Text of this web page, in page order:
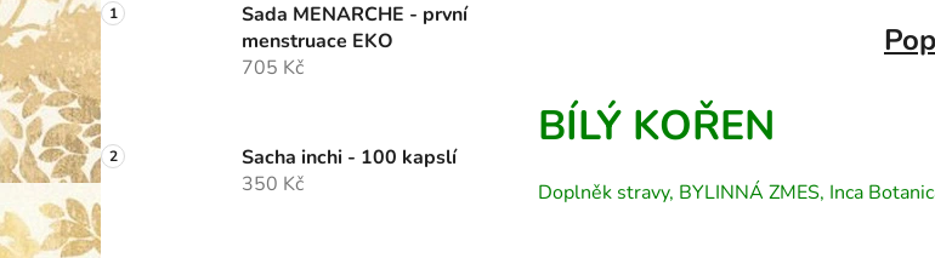
Sada MENARCHE - první
menstruace EKO
705 Kč
Sacha inchi - 100 kapslí
350 Kč
BÍLÝ KOŘEN
Doplněk stravy, BYLINNÁ ZMES, Inca